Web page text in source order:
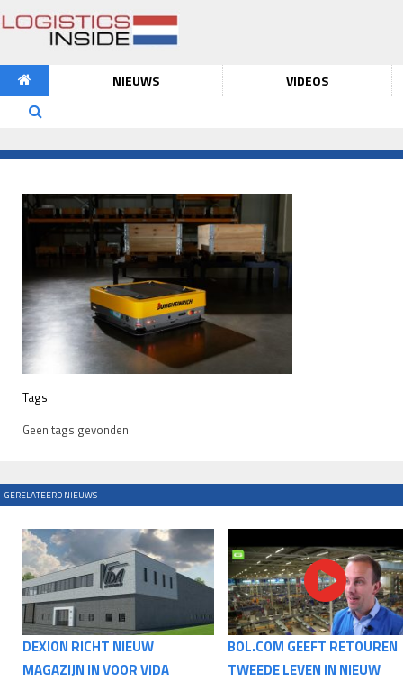
NIEUWS VIDEOS
Tags:
Geen tags gevonden
GERELATEERD NIEUWS
DEXION RICHT NIEUW
MAGAZIJN IN VOOR VIDA
BOL.COM GEEFT RETOUREN
TWEEDE LEVEN IN NIEUW